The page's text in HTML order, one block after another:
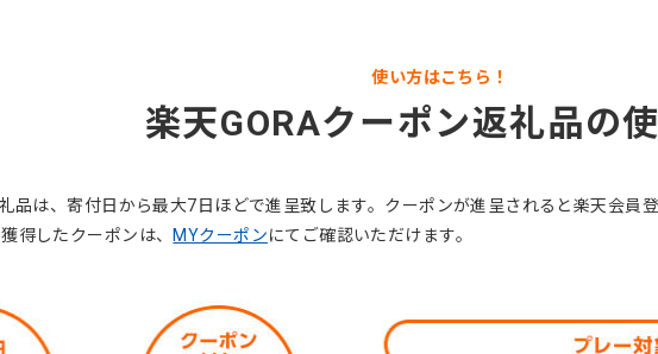
使い方はこちら！
楽天GORAクーポン返礼品の
品は、寄付日から最大7日ほどで進呈致します。クーポンが進呈されると楽天会員
得したクーポンは、 MYクーポンにてご確認いただけます。